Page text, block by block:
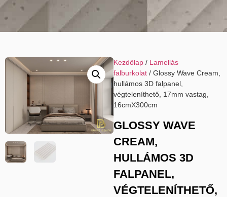
Kezdőlap / Lamellás
falburkolat / Glossy Wave Cream,
hullámos 3D falpanel,
végteleníthető, 17mm vastag,
16cmX300cm
GLOSSY WAVE
CREAM,
HULLÁMOS 3D
FALPANEL,
VÉGTELENÍTHETŐ,